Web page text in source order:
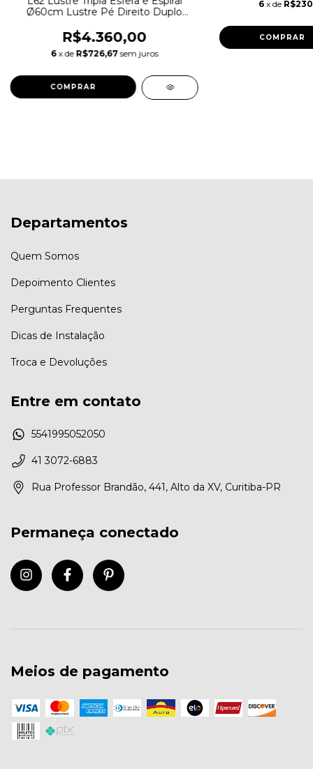
Ø60cm Lustre Pé Direito Duplo
R$4.360,00
6 x de R$726,67 sem juros
COMPRAR
6 x de
Departamentos
Quem Somos
Depoimento Clientes
Perguntas Frequentes
Dicas de Instalação
Troca e Devoluções
Entre em contato
5541995052050
41 3072-6883
Rua Professor Brandão, 441, Alto da XV, Curitiba-PR
Permaneça conectado
Meios de pagamento